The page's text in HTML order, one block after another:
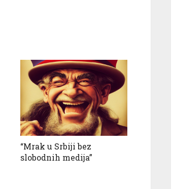
“Mrak u Srbiji bez
slobodnih medija”